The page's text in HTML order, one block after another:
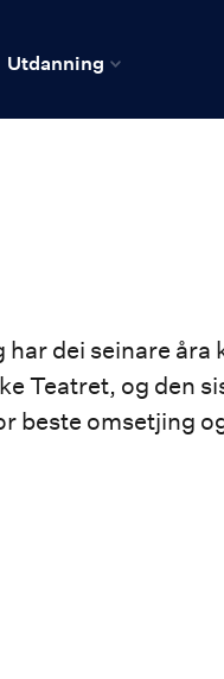
Utdanning
dei seinare
Teatret, og den
beste omsetjing